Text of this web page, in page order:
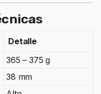
Detalle
365 – 375 g
38 mm